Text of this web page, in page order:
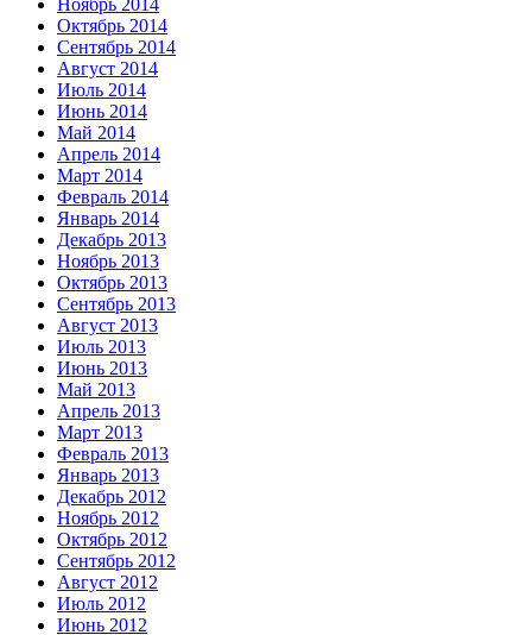
Ноябрь 2014
Октябрь 2014
Сентябрь 2014
Август 2014
Июль 2014
Июнь 2014
Май 2014
Апрель 2014
Март 2014
Февраль 2014
Январь 2014
Декабрь 2013
Ноябрь 2013
Октябрь 2013
Сентябрь 2013
Август 2013
Июль 2013
Июнь 2013
Май 2013
Апрель 2013
Март 2013
Февраль 2013
Январь 2013
Декабрь 2012
Ноябрь 2012
Октябрь 2012
Сентябрь 2012
Август 2012
Июль 2012
Июнь 2012